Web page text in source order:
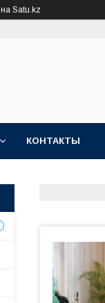
на Satu.kz
КОНТАКТЫ